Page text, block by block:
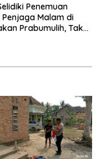
Penemuan
Malam di
Prabumulih, Tak